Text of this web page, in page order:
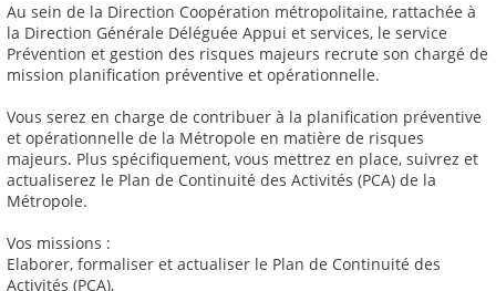
Au sein de la Direction Coopération métropolitaine, rattachée à
la Direction Générale Déléguée Appui et services, le service
Prévention et gestion des risques majeurs recrute son chargé de
mission planification préventive et opérationnelle.
Vous serez en charge de contribuer à la planification préventive
et opérationnelle de la Métropole en matière de risques
majeurs. Plus spécifiquement, vous mettrez en place, suivrez et
actualiserez le Plan de Continuité des Activités (PCA) de la
Métropole.
Vos missions :
Elaborer, formaliser et actualiser le Plan de Continuité des
Activités (PCA),